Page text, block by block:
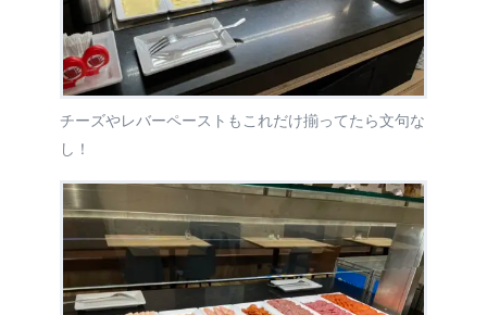
チーズやレバーペーストもこれだけ揃ってたら文句な
し！